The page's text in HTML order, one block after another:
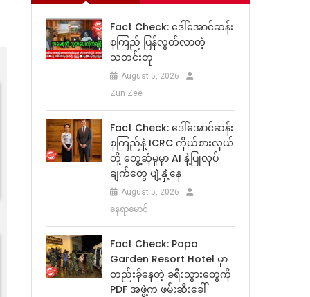
Fact Check: ဒေါ်အောင်ဆန်း
စုကြည် ပြန်လွတ်လာတဲ့
သတင်းတု
August 5, 2026
Zun Zee
Fact Check: ဒေါ်အောင်ဆန်း
စုကြည်နဲ့ ICRC ကိုယ်စားလှယ်
တို့ တွေ့ဆုံမှုမှာ AI နဲ့ပြုလုပ်
ချက်တွေ ပျံ့နှံ့နေ
August 5, 2026
နေရာမောင်
Fact Check: Popa
Garden Resort Hotel မှာ
တည်းခိုနေတဲ့ ခရီးသွားတွေကို
PDF အဖွဲ့က ဖမ်းဆီးခေါ်